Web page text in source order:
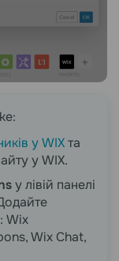
у WIXта
у WIX.
у лівій панелі
Wix
Wix Chat,